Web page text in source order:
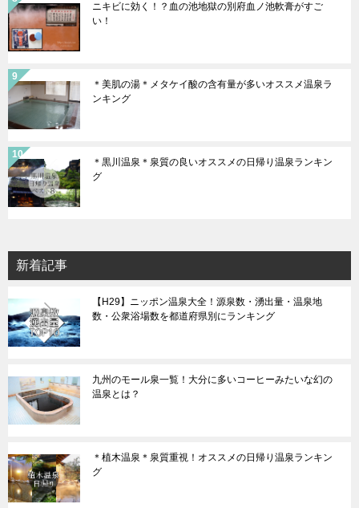
ニキビに効く！？血の池地獄の別府血ノ池軟膏がすご
い！
＊美肌の湯＊メタケイ酸の含有量が多いオススメ温泉ラ
ンキング
＊黒川温泉＊泉質の良いオススメの日帰り温泉ランキン
グ
新着記事
【H29】ニッポン温泉大全！源泉数・湧出量・温泉地
数・公衆浴場数を都道府県別にランキング
九州のモール泉一覧！大分に多いコーヒーみたいな幻の
温泉とは？
＊植木温泉＊泉質重視！オススメの日帰り温泉ランキン
グ